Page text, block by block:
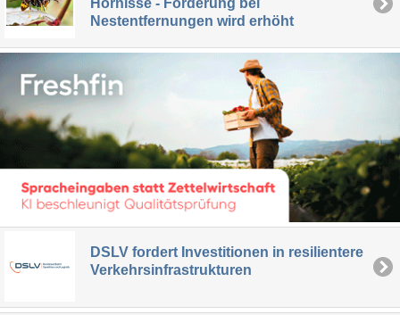
Hornisse - Förderung bei
Nestentfernungen wird erhöht
DSLV fordert Investitionen in resilientere
Verkehrsinfrastrukturen